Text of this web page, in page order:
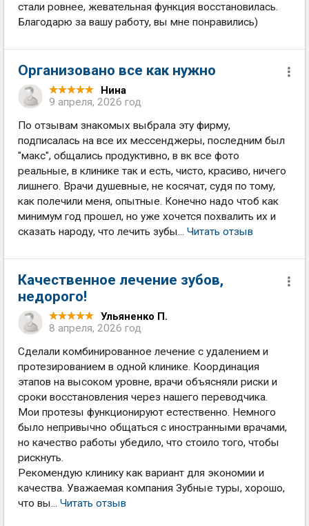
стали ровнее, жевательная функция восстановилась.
Благодарю за вашу работу, вы мне понравились)
Организовано все как нужно
Нина
9 апреля, 2026 год
По отзывам знакомых выбрала эту фирму,
подписалась на все их мессенджеры, последним был
"макс", общались продуктивно, в вк все фото
реальные, в клинике так и есть, чисто, красиво, ничего
лишнего. Врачи душевные, не косячат, судя по тому,
как полечили меня, опытные. Конечно надо чтоб как
минимум год прошел, но уже хочется похвалить их и
сказать народу, что лечить зубы... Читать отзыв
Качественное лечение зубов,
недорого!
Ульяненко П.
8 апреля, 2026 год
Сделали комбинированное лечение с удалением и
протезированием в одной клинике. Координация
этапов на высоком уровне, врачи объясняли риски и
сроки восстановления через нашего переводчика.
Мои протезы функционируют естественно. Немного
было непривычно общаться с иностранными врачами,
но качество работы убедило, что стоило того, чтобы
рискнуть.
Рекомендую клинику как вариант для экономии и
качества. Уважаемая компания Зубные туры, хорошо,
что вы... Читать отзыв